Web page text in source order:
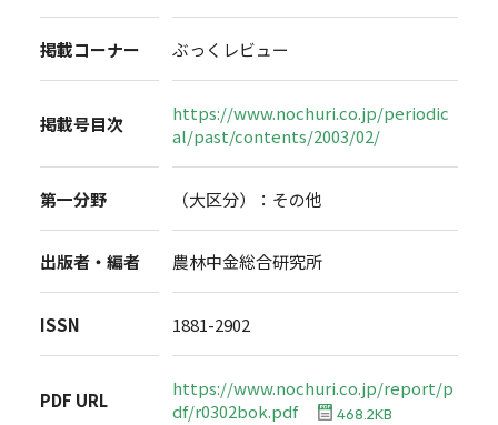
掲載コーナー ぶっくレビュー
掲載号目次
https://www.nochuri.co.jp/periodic
al/past/contents/2003/02/
第一分野 （大区分）：その他
出版者・編者 農林中金総合研究所
ISSN 1881-2902
PDF URL
https://www.nochuri.co.jp/report/p
df/r0302bok.pdf
468.2KB